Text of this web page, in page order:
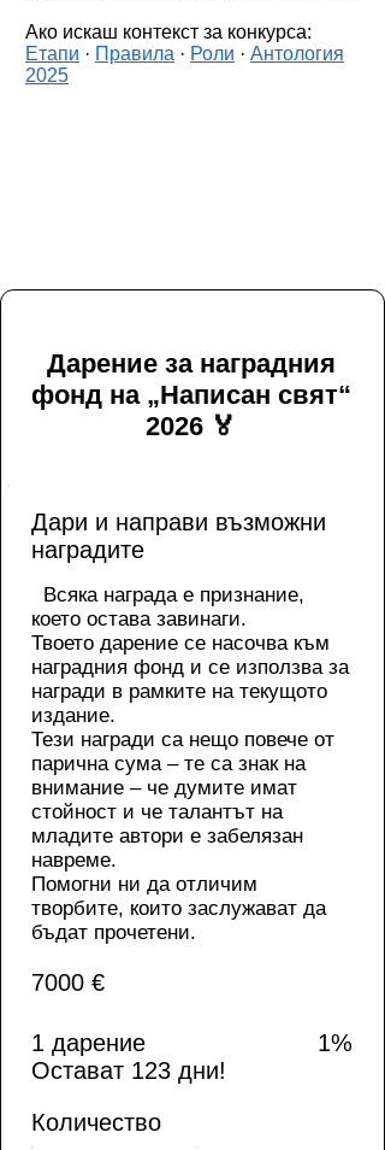
​Ако искаш контекст за конкурса:
Етапи · Правила · Роли · Антология
2025
Дарение за наградния
фонд на „Написан свят“
2026 🏅
Дари и направи възможни
наградите
Всяка награда е признание,
което остава завинаги.
Твоето дарение се насочва към
наградния фонд и се използва за
награди в рамките на текущото
издание.
Тези награди са нещо повече от
парична сума – те са знак на
внимание – че думите имат
стойност и че талантът на
младите автори е забелязан
навреме.
Помогни ни да отличим
творбите, които заслужават да
бъдат прочетени.​
Цел
за
7000 €
7000 €
1 дарение
Остават 123 дни!
1%
Количество